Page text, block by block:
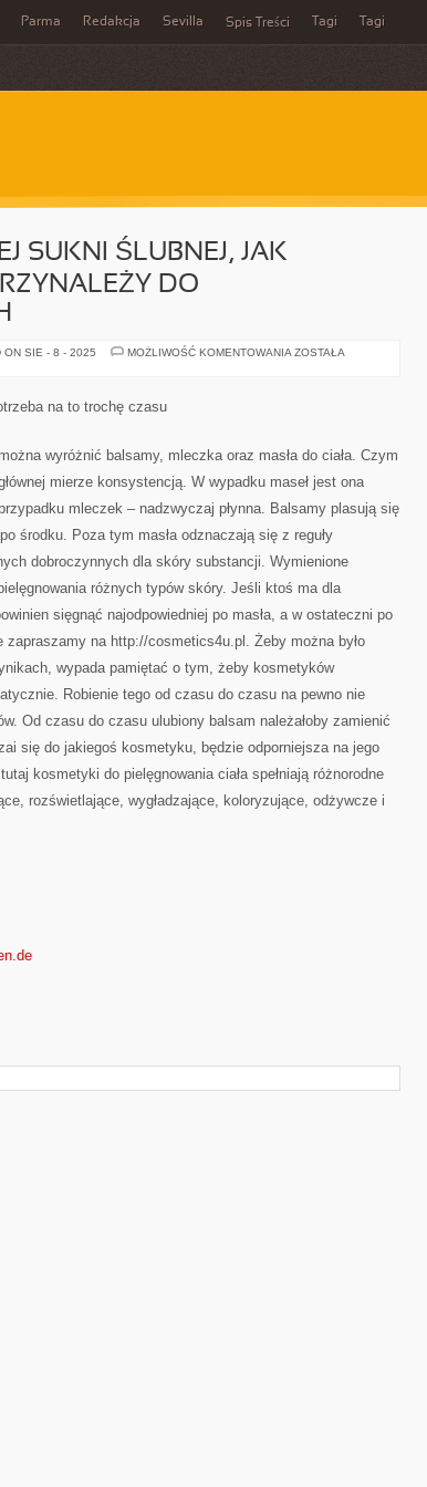
Parma Redakcja Sevilla Spis Treści Tagi Tagi
SUKNI ŚLUBNEJ, JAK
DO
ON SIE - 8 - 2025 MOŻLIWOŚĆ KOMENTOWANIA WYBÓR
DO
NAJPROSTSZYCH
ZOSTAŁA
na to trochę czasu
wyróżnić balsamy, mleczka oraz masła do ciała. Czym
mierze konsystencją. W wypadku maseł jest ona
mleczek – nadzwyczaj płynna. Balsamy plasują się
środku. Poza tym masła odznaczają się z reguły
dobroczynnych dla skóry substancji. Wymienione
różnych typów skóry. Jeśli ktoś ma dla
sięgnąć najodpowiedniej po masła, a w ostateczni po
zapraszamy na http://cosmetics4u.pl. Żeby można było
wypada pamiętać o tym, żeby kosmetyków
Robienie tego od czasu do czasu na pewno nie
Od czasu do czasu ulubiony balsam należałoby zamienić
się do jakiegoś kosmetyku, będzie odporniejsza na jego
kosmetyki do pielęgnowania ciała spełniają różnorodne
rozświetlające, wygładzające, koloryzujące, odżywcze i